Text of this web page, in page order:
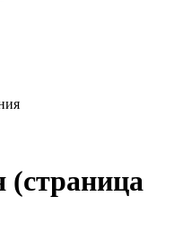
(страница